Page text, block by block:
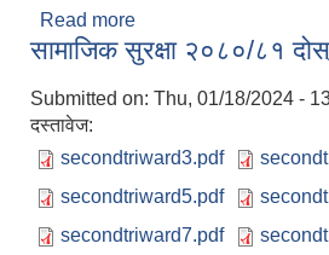
Read more
सामाजिक सुरक्षा २०८०/८१
Submitted on: Thu, 01/18/2024 -
दस्तावेज:
secondtriward3.pdf
secondtriward5.pdf
secondtriward7.pdf